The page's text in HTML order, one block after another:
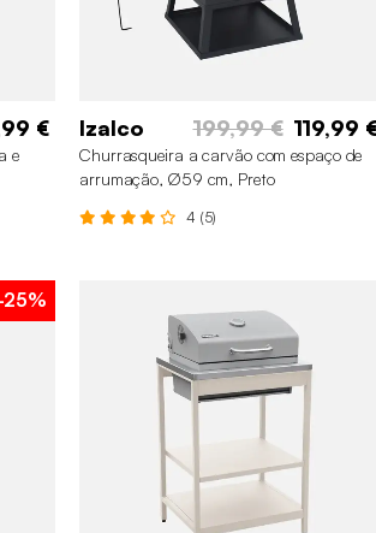
€
e
Izalco 199,99 € 119,99
Churrasqueira a carvão com espaço de
arrumação, Ø59 cm, Preto
4 (5)
25%